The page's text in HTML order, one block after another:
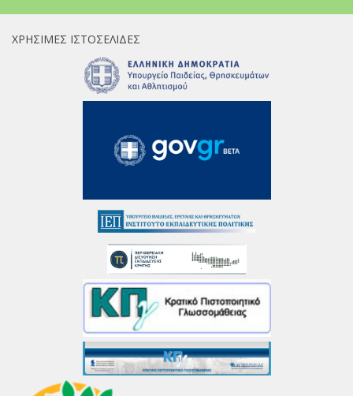
ΧΡΉΣΙΜΕΣ ΙΣΤΟΣΕΛΊΔΕΣ